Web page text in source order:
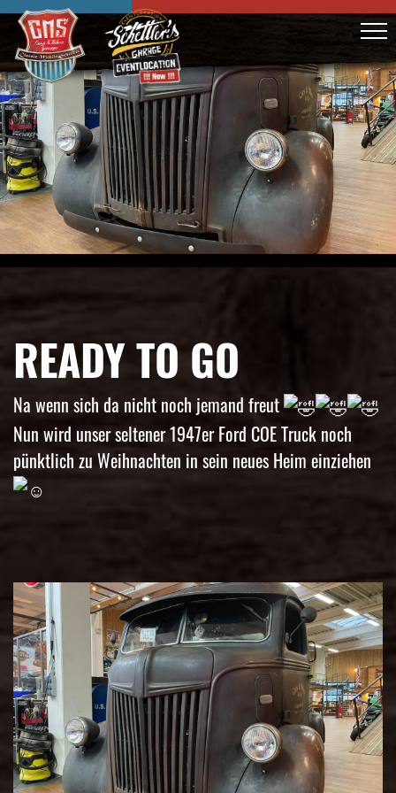
READY TO GO
Na wenn sich da nicht noch jemand freut
Nun wird unser seltener 1947er Ford COE Truck noch
pünktlich zu Weihnachten in sein neues Heim einziehen